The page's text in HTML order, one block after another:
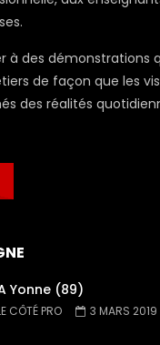
à des démonstrations
de façon que les
des réalités
Yonne (89)
CÔTÉ PRO 3 MARS 2019